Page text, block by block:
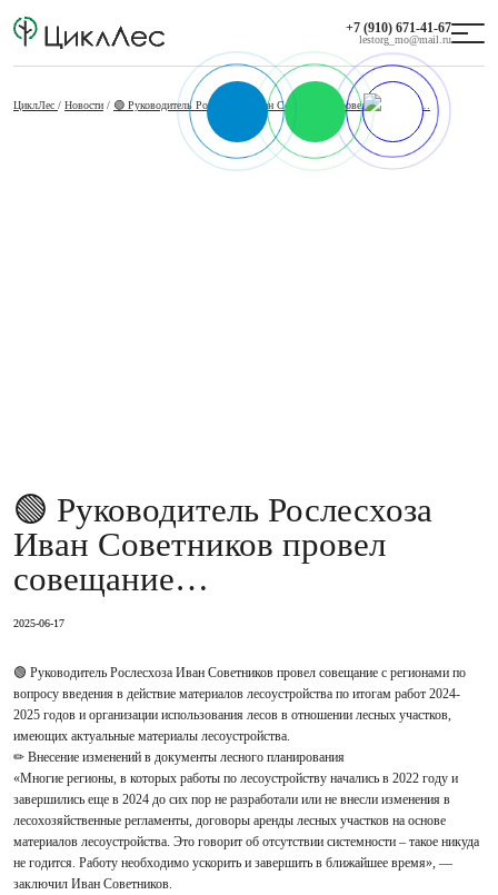
+7 (910) 671-41-67
lestorg_mo@mail.ru
ЦиклЛес / Новости / 🟢 Руководитель Рослесхоза Иван Советников провел совещание…
🟢 Руководитель Рослесхоза
Иван Советников провел
совещание…
2025-06-17
🟢 Руководитель Рослесхоза Иван Советников провел совещание с регионами по
вопросу введения в действие материалов лесоустройства по итогам работ 2024-
2025 годов и организации использования лесов в отношении лесных участков,
имеющих актуальные материалы лесоустройства.
✏ Внесение изменений в документы лесного планирования
«Многие регионы, в которых работы по лесоустройству начались в 2022 году и
завершились еще в 2024 до сих пор не разработали или не внесли изменения в
лесохозяйственные регламенты, договоры аренды лесных участков на основе
материалов лесоустройства. Это говорит об отсутствии системности – такое никуда
не годится. Работу необходимо ускорить и завершить в ближайшее время», —
заключил Иван Советников.